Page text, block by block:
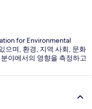
for Environmental
으며, 환경, 지역 사회, 문화
야에서의 영향을 측정하고